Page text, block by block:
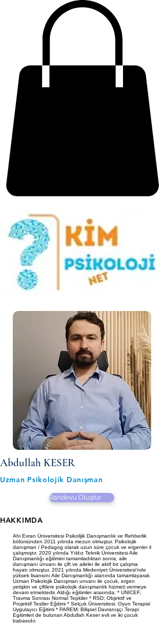
Abdullah KESER
Uzman Psikolojik Danışman
Randevu Oluştur
HAKKIMDA
Ahi Evran Üniversitesi Psikolijik Danışmanlık ve Rehberlik
bölümünden 2011 yılında mezun olmuştur. Psikolojik
danışman / Pedagog olarak uzun süre çocuk ve ergenler il
çalışmıştır. 2020 yılında Yıldız Teknik Üniversitesi Aile
Danışmanlığı eğitimini tamamladıktan sonra; aile
danışmanı ünvanı ile çift ve aileler ile aktif bir çalışma
hayatı olmuştur. 2021 yılında Medeniyet Üniversitesi'nde
yüksek lisansını Aile Danışmanlığı alanında tamamlayarak
Uzman Psikolojik Danışman unvanı ile çocuk, ergen
yetişkin ve çiftlere psikolojik danışmanlık hizmeti vermeye
devam etmektedir. Aldığı eğitimler arasında; * UNICEF;
Travma Sonrası Normal Tepkiler * RSD; Objektif ve
Projektif Testler Eğitimi * Selçuk Üniversitesi; Oyun Terapisi
Uygulayıcı Eğitimi * PAREM; Bilişsel Davranışçı Terapi
Egitimleri de bulunan Abdullah Keser evli ve iki çocuk
babasıdır.